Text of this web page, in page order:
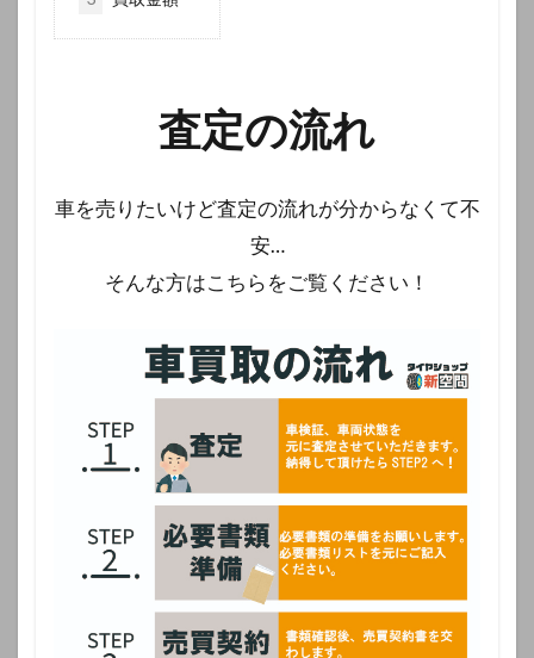
査定の流れ
車を売りたいけど査定の流れが分からなくて不
安…
そんな方はこちらをご覧ください！